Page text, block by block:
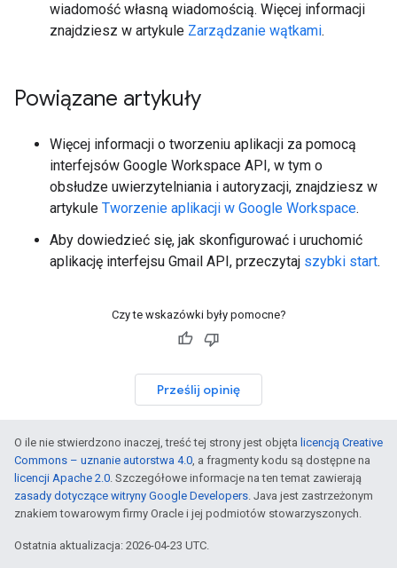
wiadomość własną wiadomością. Więcej informacji
znajdziesz w artykule Zarządzanie wątkami.
Powiązane artykuły
Więcej informacji o tworzeniu aplikacji za pomocą
interfejsów Google Workspace API, w tym o
obsłudze uwierzytelniania i autoryzacji, znajdziesz w
artykule Tworzenie aplikacji w Google Workspace.
Aby dowiedzieć się, jak skonfigurować i uruchomić
aplikację interfejsu Gmail API, przeczytaj szybki start.
Czy te wskazówki były pomocne?
Prześlij opinię
O ile nie stwierdzono inaczej, treść tej strony jest objęta licencją Creative
Commons – uznanie autorstwa 4.0, a fragmenty kodu są dostępne na
licencji Apache 2.0. Szczegółowe informacje na ten temat zawierają
zasady dotyczące witryny Google Developers. Java jest zastrzeżonym
znakiem towarowym firmy Oracle i jej podmiotów stowarzyszonych.
Ostatnia aktualizacja: 2026-04-23 UTC.